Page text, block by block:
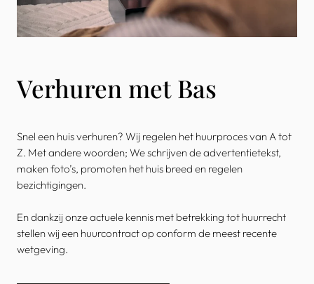
Verhuren met Bas
Snel een huis verhuren? Wij regelen het huurproces van A tot
Z. Met andere woorden; We schrijven de advertentietekst,
maken foto’s, promoten het huis breed en regelen
bezichtigingen.
En dankzij onze actuele kennis met betrekking tot huurrecht
stellen wij een huurcontract op conform de meest recente
wetgeving.